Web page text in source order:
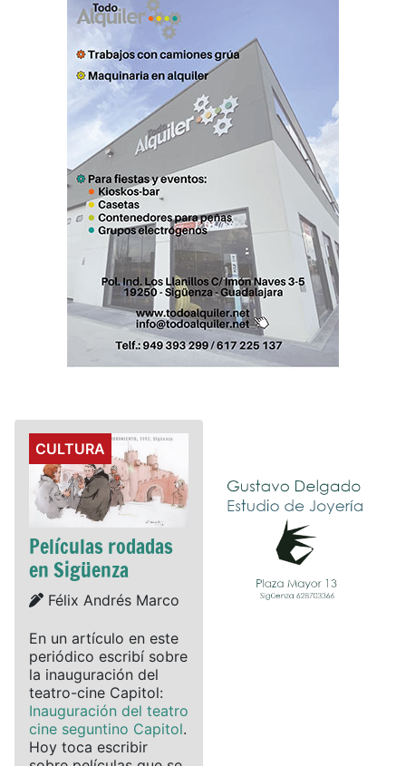
Details
CULTURA
Películas rodadas
en Sigüenza
Details
Félix Andrés Marco
En un artículo en este
periódico escribí sobre
la inauguración del
teatro-cine Capitol:
Inauguración del teatro
cine seguntino Capitol.
Hoy toca escribir